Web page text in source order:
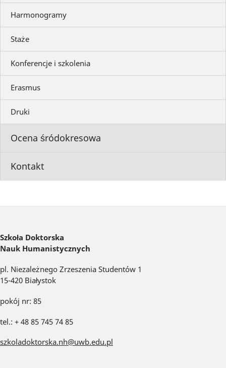
Harmonogramy
Staże
Konferencje i szkolenia
Erasmus
Druki
Ocena śródokresowa
Kontakt
Szkoła Doktorska
Nauk Humanistycznych
pl. Niezależnego Zrzeszenia Studentów 1
15-420 Białystok
pokój nr: 85
tel.: + 48 85 745 74 85
szkoladoktorska.nh@uwb.edu.pl